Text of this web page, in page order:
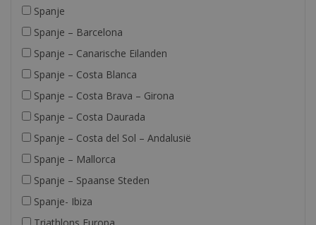
Spanje
Spanje – Barcelona
Spanje – Canarische Eilanden
Spanje – Costa Blanca
Spanje – Costa Brava – Girona
Spanje – Costa Daurada
Spanje – Costa del Sol – Andalusië
Spanje – Mallorca
Spanje – Spaanse Steden
Spanje- Ibiza